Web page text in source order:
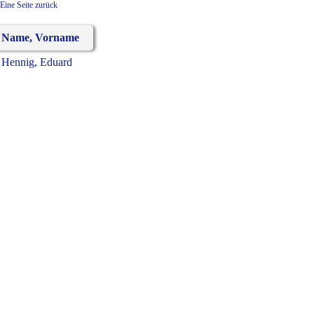
Eine Seite zurück
Name, Vorname
Hennig, Eduard